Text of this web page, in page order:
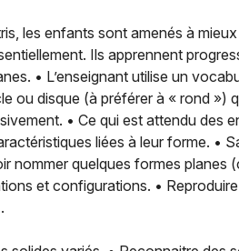
les enfants sont amenés à
Ils apprennent
• L’enseignant utilise un
ou disque (à préférer à « rond »)
• Ce qui est attendu des
liées à leur forme. •
nommer quelques formes planes
et configurations. • Reproduire